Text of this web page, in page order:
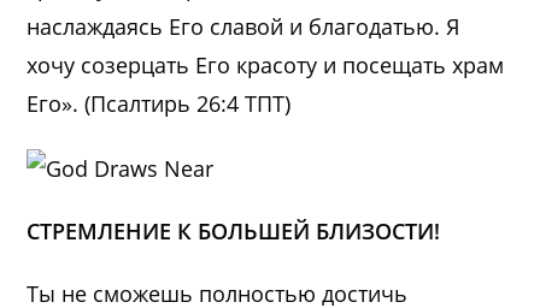
наслаждаясь Его славой и благодатью. Я
хочу созерцать Его красоту и посещать храм
Его». (Псалтирь 26:4 ТПТ)
СТРЕМЛЕНИЕ К БОЛЬШЕЙ БЛИЗОСТИ!
Ты не сможешь полностью достичь